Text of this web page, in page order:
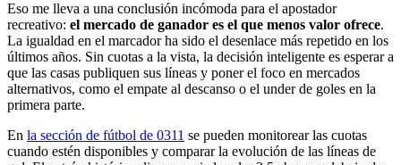
Eso me lleva a una conclusión incómoda para el apostador
recreativo: el mercado de ganador es el que menos valor ofrece.
La igualdad en el marcador ha sido el desenlace más repetido en los
últimos años. Sin cuotas a la vista, la decisión inteligente es esperar a
que las casas publiquen sus líneas y poner el foco en mercados
alternativos, como el empate al descanso o el under de goles en la
primera parte.
En la sección de fútbol de 0311 se pueden monitorear las cuotas
cuando estén disponibles y comparar la evolución de las líneas de